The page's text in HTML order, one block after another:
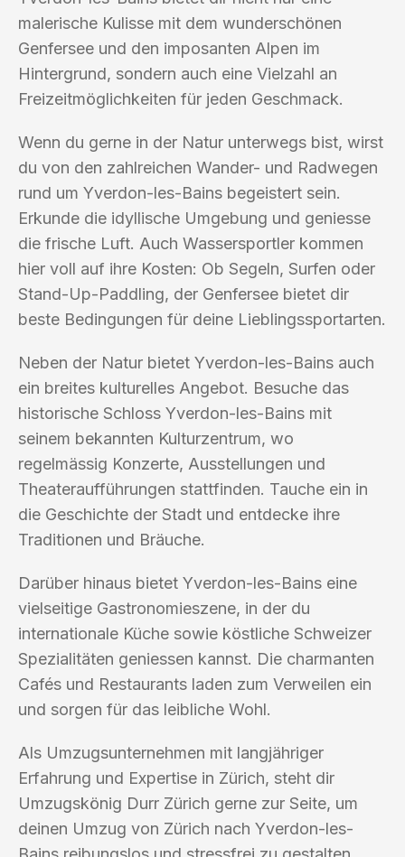
malerische Kulisse mit dem wunderschönen
Genfersee und den imposanten Alpen im
Hintergrund, sondern auch eine Vielzahl an
Freizeitmöglichkeiten für jeden Geschmack.
Wenn du gerne in der Natur unterwegs bist, wirst
du von den zahlreichen Wander- und Radwegen
rund um Yverdon-les-Bains begeistert sein.
Erkunde die idyllische Umgebung und geniesse
die frische Luft. Auch Wassersportler kommen
hier voll auf ihre Kosten: Ob Segeln, Surfen oder
Stand-Up-Paddling, der Genfersee bietet dir
beste Bedingungen für deine Lieblingssportarten.
Neben der Natur bietet Yverdon-les-Bains auch
ein breites kulturelles Angebot. Besuche das
historische Schloss Yverdon-les-Bains mit
seinem bekannten Kulturzentrum, wo
regelmässig Konzerte, Ausstellungen und
Theateraufführungen stattfinden. Tauche ein in
die Geschichte der Stadt und entdecke ihre
Traditionen und Bräuche.
Darüber hinaus bietet Yverdon-les-Bains eine
vielseitige Gastronomieszene, in der du
internationale Küche sowie köstliche Schweizer
Spezialitäten geniessen kannst. Die charmanten
Cafés und Restaurants laden zum Verweilen ein
und sorgen für das leibliche Wohl.
Als Umzugsunternehmen mit langjähriger
Erfahrung und Expertise in Zürich, steht dir
Umzugskönig Durr Zürich gerne zur Seite, um
deinen Umzug von Zürich nach Yverdon-les-